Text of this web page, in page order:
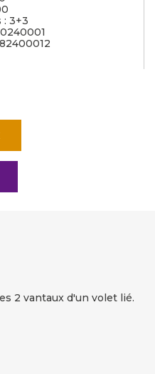
: 3+3
2 vantaux d'un volet lié.